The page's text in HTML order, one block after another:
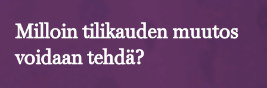
Milloin tilikauden muutos
voidaan tehdä?